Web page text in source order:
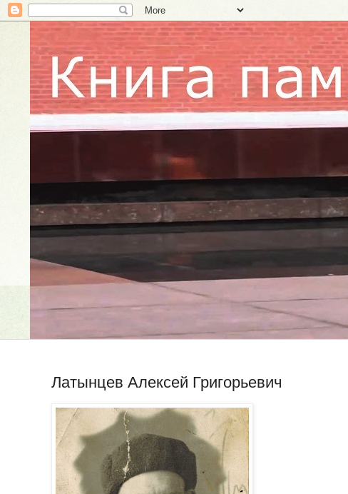
Латынцев Алексей Григорьевич